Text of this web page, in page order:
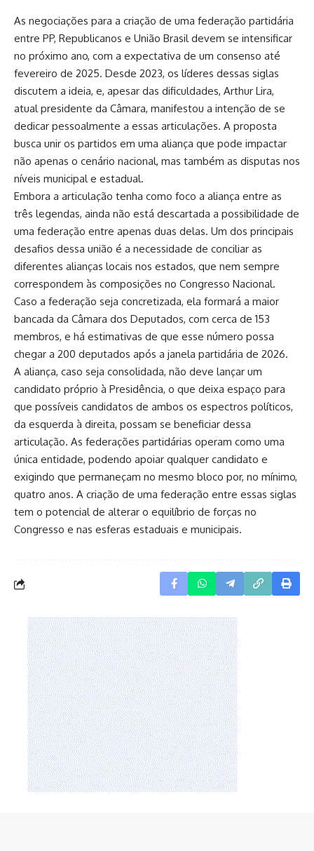
As negociações para a criação de uma federação partidária
entre PP, Republicanos e União Brasil devem se intensificar
no próximo ano, com a expectativa de um consenso até
fevereiro de 2025. Desde 2023, os líderes dessas siglas
discutem a ideia, e, apesar das dificuldades, Arthur Lira,
atual presidente da Câmara, manifestou a intenção de se
dedicar pessoalmente a essas articulações. A proposta
busca unir os partidos em uma aliança que pode impactar
não apenas o cenário nacional, mas também as disputas nos
níveis municipal e estadual.
Embora a articulação tenha como foco a aliança entre as
três legendas, ainda não está descartada a possibilidade de
uma federação entre apenas duas delas. Um dos principais
desafios dessa união é a necessidade de conciliar as
diferentes alianças locais nos estados, que nem sempre
correspondem às composições no Congresso Nacional.
Caso a federação seja concretizada, ela formará a maior
bancada da Câmara dos Deputados, com cerca de 153
membros, e há estimativas de que esse número possa
chegar a 200 deputados após a janela partidária de 2026.
A aliança, caso seja consolidada, não deve lançar um
candidato próprio à Presidência, o que deixa espaço para
que possíveis candidatos de ambos os espectros políticos,
da esquerda à direita, possam se beneficiar dessa
articulação. As federações partidárias operam como uma
única entidade, podendo apoiar qualquer candidato e
exigindo que permaneçam no mesmo bloco por, no mínimo,
quatro anos. A criação de uma federação entre essas siglas
tem o potencial de alterar o equilíbrio de forças no
Congresso e nas esferas estaduais e municipais.